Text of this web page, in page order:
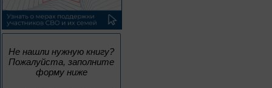
Не нашли нужную книгу?
Пожалуйста, заполните
форму ниже